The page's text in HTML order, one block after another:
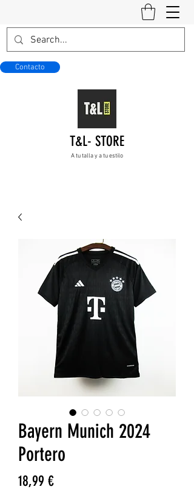
Contacto
T&L- STORE
A tu talla y a tu estilo
Bayern Munich 2024
Portero
18,99 €Precio